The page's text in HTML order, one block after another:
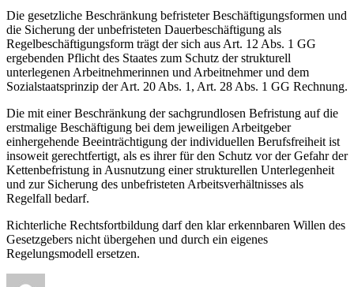
Die gesetzliche Beschränkung befristeter Beschäftigungsformen und
die Sicherung der unbefristeten Dauerbeschäftigung als
Regelbeschäftigungsform trägt der sich aus Art. 12 Abs. 1 GG
ergebenden Pflicht des Staates zum Schutz der strukturell
unterlegenen Arbeitnehmerinnen und Arbeitnehmer und dem
Sozialstaatsprinzip der Art. 20 Abs. 1, Art. 28 Abs. 1 GG Rechnung.
Die mit einer Beschränkung der sachgrundlosen Befristung auf die
erstmalige Beschäftigung bei dem jeweiligen Arbeitgeber
einhergehende Beeinträchtigung der individuellen Berufsfreiheit ist
insoweit gerechtfertigt, als es ihrer für den Schutz vor der Gefahr der
Kettenbefristung in Ausnutzung einer strukturellen Unterlegenheit
und zur Sicherung des unbefristeten Arbeitsverhältnisses als
Regelfall bedarf.
Richterliche Rechtsfortbildung darf den klar erkennbaren Willen des
Gesetzgebers nicht übergehen und durch ein eigenes
Regelungsmodell ersetzen.